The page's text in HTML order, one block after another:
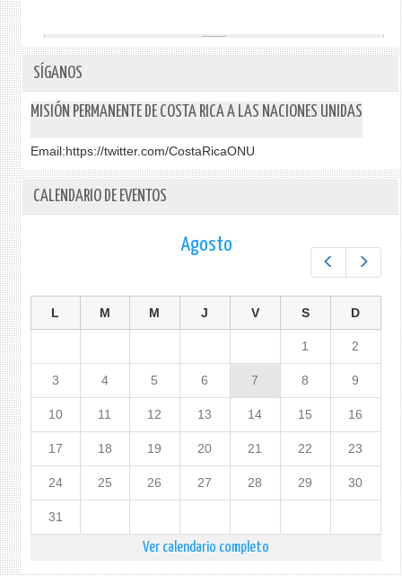
SÍGANOS
MISIÓN PERMANENTE DE COSTA RICA A LAS NACIONES UNIDAS
Email:https://twitter.com/CostaRicaONU
CALENDARIO DE EVENTOS
Agosto
L M M J V S D
1 2
3 4 5 6 7 8 9
10 11 12 13 14 15 16
17 18 19 20 21 22 23
24 25 26 27 28 29 30
31
Ver calendario completo